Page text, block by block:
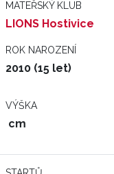
MATEŘSKÝ KLUB
LIONS Hostivice
ROK NAROZENÍ
2010 (15 let)
VÝŠKA
cm